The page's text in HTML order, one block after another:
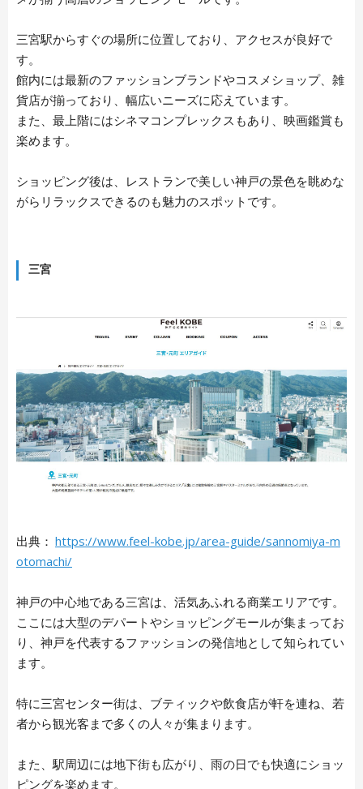
三宮駅からすぐの場所に位置しており、アクセスが良好で
す。
館内には最新のファッションブランドやコスメショップ、雑
貨店が揃っており、幅広いニーズに応えています。
また、最上階にはシネマコンプレックスもあり、映画鑑賞も
楽めます。
ショッピング後は、レストランで美しい神戸の景色を眺めな
がらリラックスできるのも魅力のスポットです。
三宮
出典： https://www.feel-kobe.jp/area-guide/sannomiya-m
otomachi/
神戸の中心地である三宮は、活気あふれる商業エリアです。
ここには大型のデパートやショッピングモールが集まってお
り、神戸を代表するファッションの発信地として知られてい
ます。
特に三宮センター街は、ブティックや飲食店が軒を連ね、若
者から観光客まで多くの人々が集まります。
また、駅周辺には地下街も広がり、雨の日でも快適にショッ
ピングを楽めます。
Português
Français
TRAVEL